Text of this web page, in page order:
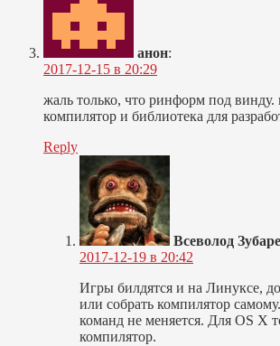
анон:
2017-12-15 в 20:29
жаль только, что ринформ под винду.
компилятор и библиотека для
Reply
Всеволод
2017-12-19 в 20:42
Игры билдятся и на Линуксе,
или собрать компилятор
команд не меняется. Для OS X
компилятор.